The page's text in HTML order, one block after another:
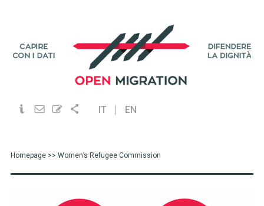
IT EN
Homepage>> Women’s Refugee Commission